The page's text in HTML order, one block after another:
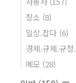
장소 (8)
일상.잡다 (6)
경제.규제.규정.
메모 (28)